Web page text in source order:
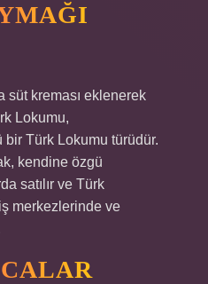
süt kreması eklenerek
Lokumu,
bir Türk Lokumu türüdür.
kendine özgü
satılır ve Türk
merkezlerinde ve